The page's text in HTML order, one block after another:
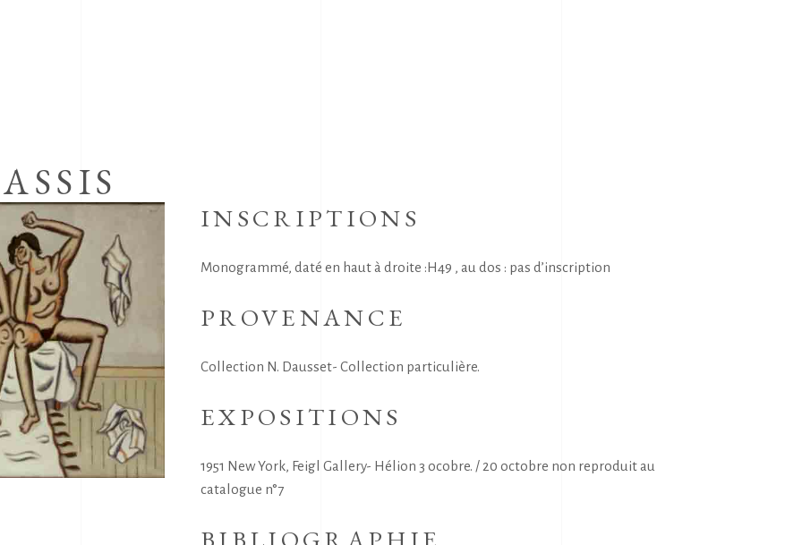
INSCRIPTIONS
Monogrammé, daté en haut à droite :H49 , au dos : pas d’inscription
PROVENANCE
Collection N. Dausset- Collection particulière.
EXPOSITIONS
1951 New York, Feigl Gallery- Hélion 3 ocobre. / 20 octobre non reproduit au
catalogue n°7